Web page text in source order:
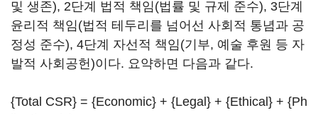
및 생존), 2단계 법적 책임(법률 및 규제 준수), 3단계
윤리적 책임(법적 테두리를 넘어선 사회적 통념과 공
정성 준수), 4단계 자선적 책임(기부, 예술 후원 등 자
발적 사회공헌)이다. 요약하면 다음과 같다.
{Total CSR} = {Economic} + {Legal} + {Ethical} + {Ph